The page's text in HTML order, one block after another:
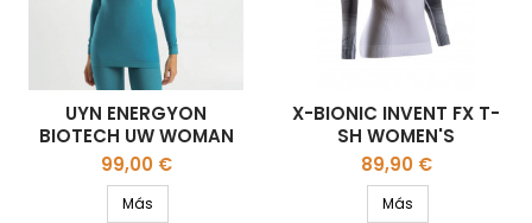
UYN ENERGYON
BIOTECH UW WOMAN
SHIRT LONG
Precio
99,00 €
Más
X-BIONIC INVENT FX T-
SH WOMEN'S
Precio
89,90 €
Más